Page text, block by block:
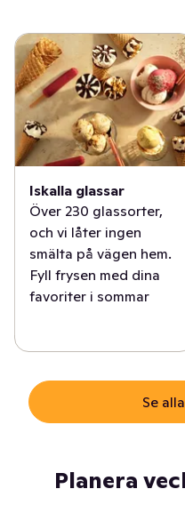
Iskalla glassar
Över 230 glassorter,
och vi låter ingen
smälta på vägen hem.
Fyll frysen med dina
favoriter i sommar
Se
Planera